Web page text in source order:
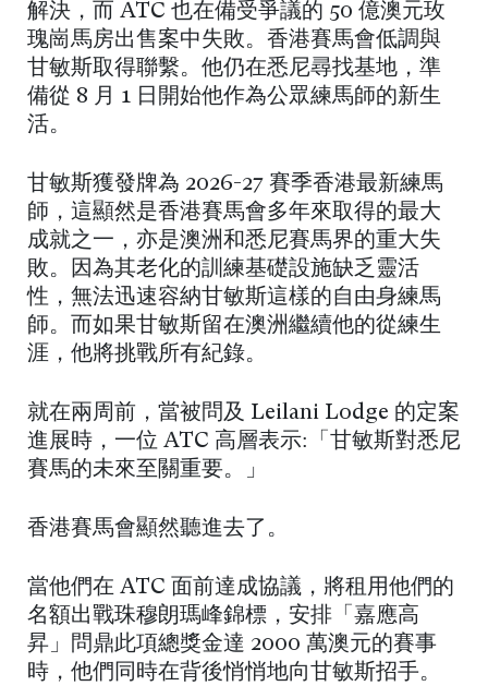
解決，而 ATC 也在備受爭議的 50 億澳元玫
瑰崗馬房出售案中失敗。香港賽馬會低調與
甘敏斯取得聯繫。他仍在悉尼尋找基地，準
備從 8 月 1 日開始他作為公眾練馬師的新生
活。
甘敏斯獲發牌為 2026-27 賽季香港最新練馬
師，這顯然是香港賽馬會多年來取得的最大
成就之一，亦是澳洲和悉尼賽馬界的重大失
敗。因為其老化的訓練基礎設施缺乏靈活
性，無法迅速容納甘敏斯這樣的自由身練馬
師。而如果甘敏斯留在澳洲繼續他的從練生
涯，他將挑戰所有紀錄。
就在兩周前，當被問及 Leilani Lodge 的定案
進展時，一位 ATC 高層表示:「甘敏斯對悉尼
賽馬的未來至關重要。」
香港賽馬會顯然聽進去了。
當他們在 ATC 面前達成協議，將租用他們的
名額出戰珠穆朗瑪峰錦標，安排「嘉應高
昇」問鼎此項總獎金達 2000 萬澳元的賽事
時，他們同時在背後悄悄地向甘敏斯招手。